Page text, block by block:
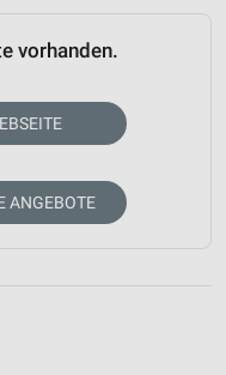
vorhanden.
ANGEBOTE